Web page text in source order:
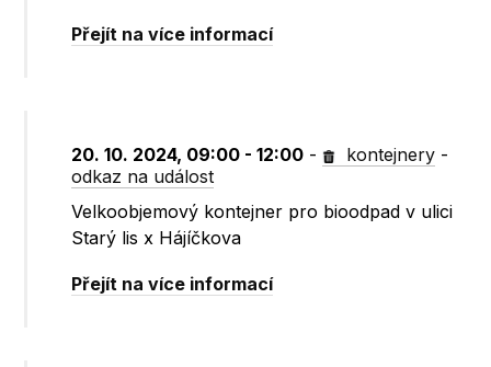
Přejít na více informací
20. 10. 2024, 09:00 - 12:00 - kontejnery -
odkaz na událost
Velkoobjemový kontejner pro bioodpad v ulici
Starý lis x Hájíčkova
Přejít na více informací